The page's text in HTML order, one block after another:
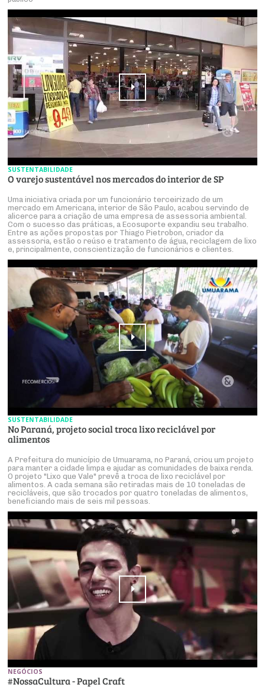
SUSTENTABILIDADE
O varejo sustentável nos mercados do interior de SP
Uma iniciativa criada por um funcionário terceirizado de um
mercado em Americana, interior de São Paulo, acabou servindo de
alicerce para a criação de uma empresa de assessoria ambiental.
Com o sucesso das práticas, a Ecosuporte expandiu seu trabalho.
Entre as ações propostas por Thiago Pietrobon, criador da
assessoria, estão o reúso e tratamento de água, reciclagem de lixo
e, principalmente, conscientização de funcionários e clientes.
SUSTENTABILIDADE
No Paraná, projeto social troca lixo reciclável por
alimentos
A Prefeitura do município de Umuarama, no Paraná, criou um projeto
para manter a cidade limpa e ajudar as comunidades de baixa renda.
O projeto "Lixo que Vale" prevê a troca de lixo reciclável por
alimentos. A cada semana são retiradas mais de 10 toneladas de
recicláveis, que são trocados por quatro toneladas de alimentos,
beneficiando mais de seis mil pessoas.
NEGÓCIOS
#NossaCultura - Papel Craft